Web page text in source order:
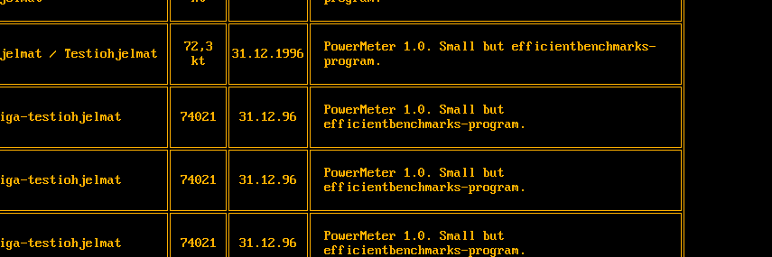
/ Testiohjelmat
72,3
kt
31.12.1996
PowerMeter 1.0. Small but efficientbenchmarks-
program.
testiohjelmat 74021 31.12.96
PowerMeter 1.0. Small but
efficientbenchmarks-program.
testiohjelmat 74021 31.12.96
PowerMeter 1.0. Small but
efficientbenchmarks-program.
testiohjelmat 74021 31.12.96
PowerMeter 1.0. Small but
efficientbenchmarks-program.